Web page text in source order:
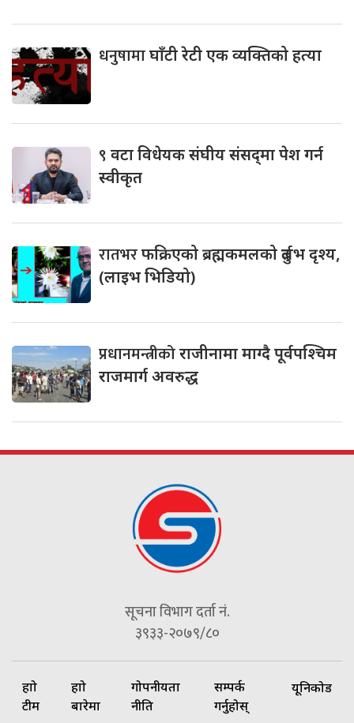
धनुषामाघाँटी रेटी एक व्यक्तिको हत्या
९ वटा विधेयक संघीय संसद्‌मा पेश गर्न
स्वीकृत
रातभरफक्रिएको ब्रह्मकमलको दुर्लभ दृश्य,
(लाइभ भिडियो)
प्रधानमन्त्रीकोराजीनामा माग्दै पूर्वपश्चिम
राजमार्ग अवरुद्ध
सूचना विभाग दर्ता नं.
३९३३-२०७९/८०
हाम्रो
टीम
हाम्रो
बारेमा
गोपनीयता
नीति
सम्पर्क
गर्नुहोस्
यूनिकोड